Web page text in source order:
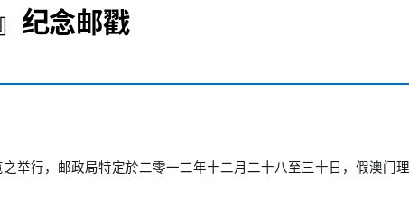
纪念邮戳
举行，邮政局特定於二零一二年十二月二十八至三十日，假澳门